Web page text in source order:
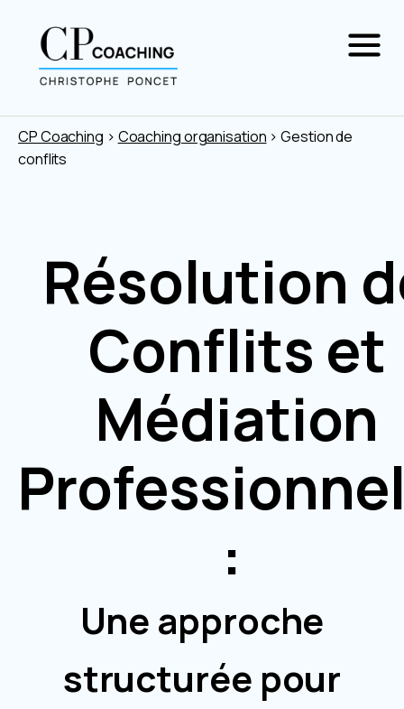
CP Coaching > Coaching organisation > Gestion de
conflits
Résolution
Conflits et
Médiation
:
Une approche
structurée pour